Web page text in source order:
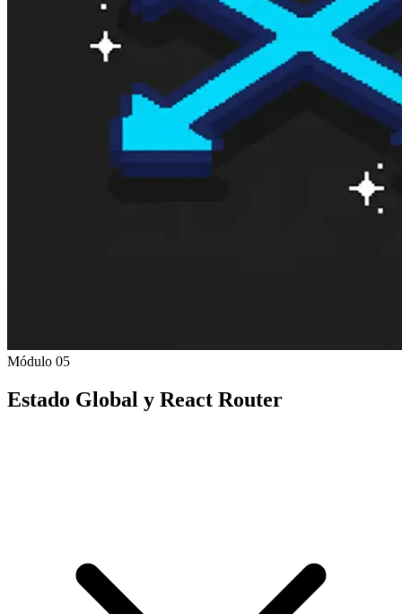
Módulo 05
Estado Global y React Router